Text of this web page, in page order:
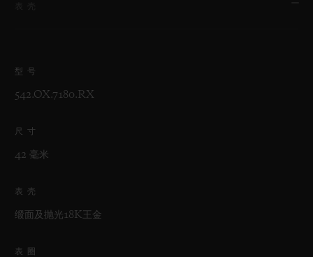
型号
542.OX.7180.RX
尺寸
42 毫米
表壳
缎面及抛光18K王金
表圈